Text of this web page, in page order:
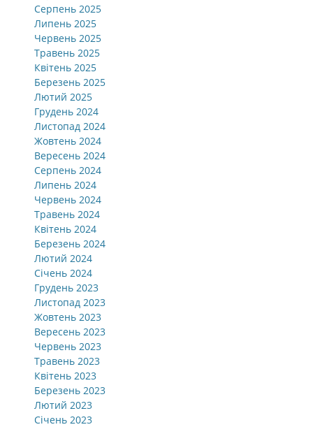
Серпень 2025
Липень 2025
Червень 2025
Травень 2025
Квітень 2025
Березень 2025
Лютий 2025
Грудень 2024
Листопад 2024
Жовтень 2024
Вересень 2024
Серпень 2024
Липень 2024
Червень 2024
Травень 2024
Квітень 2024
Березень 2024
Лютий 2024
Січень 2024
Грудень 2023
Листопад 2023
Жовтень 2023
Вересень 2023
Червень 2023
Травень 2023
Квітень 2023
Березень 2023
Лютий 2023
Січень 2023